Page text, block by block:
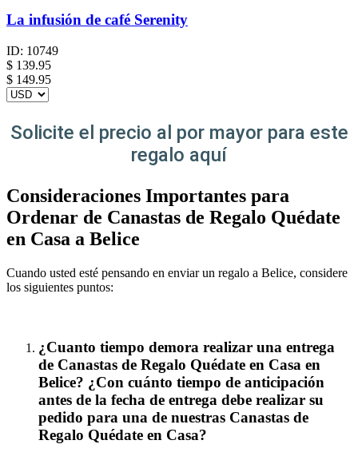
La infusión de café Serenity
ID: 10749
$ 139.95
$ 149.95
Solicite el precio al por mayor para este
regalo aquí
Consideraciones Importantes para
Ordenar de Canastas de Regalo Quédate
en Casa a Belice
Cuando usted esté pensando en enviar un regalo a Belice, considere
los siguientes puntos:
¿Cuanto tiempo demora realizar una entrega
de Canastas de Regalo Quédate en Casa en
Belice? ¿Con cuánto tiempo de anticipación
antes de la fecha de entrega debe realizar su
pedido para una de nuestras Canastas de
Regalo Quédate en Casa?